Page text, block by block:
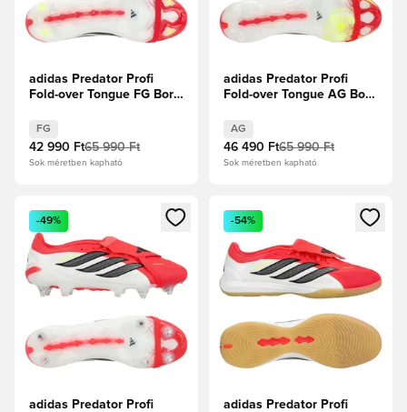
adidas Predator Profi
Fold-over Tongue FG Born
Élénkpiros/Core
Black/Fehér cipők
FG
42 990 Ft65 990 Ft
Sok méretben kapható
adidas Predator Profi
Fold-over Tongue AG Born
Élénkpiros/Core
Black/Fehér cipők
AG
46 490 Ft65 990 Ft
Sok méretben kapható
Megnyit egy modált a bejelentkezéshez vagy a tagként
-49%
adidas Predator Profi
Megnyit egy modált a
-54%
adidas Predator Profi